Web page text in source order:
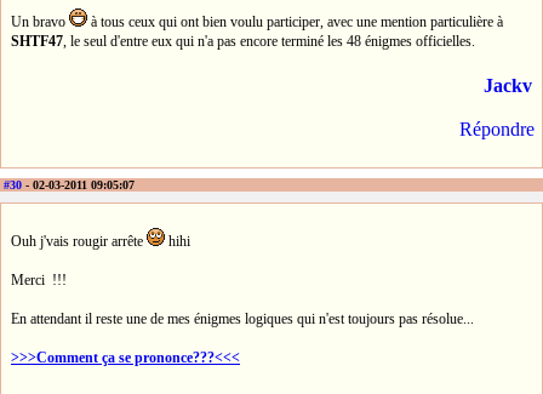
Un bravo
à tous ceux qui ont bien voulu participer, avec une mention particulière à
SHTF47, le seul d'entre eux qui n'a pas encore terminé les 48 énigmes officielles.
Jackv
Répondre
#30 - 02-03-2011 09:05:07
Ouh j'vais rougir arrête hihi
Merci !!!
En attendant il reste une de mes énigmes logiques qui n'est toujours pas résolue...
>>>Comment ça se prononce???<<<